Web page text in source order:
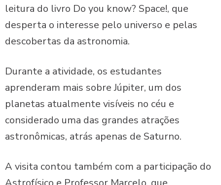
leitura do livro Do you know? Space!, que
desperta o interesse pelo universo e pelas
descobertas da astronomia.
Durante a atividade, os estudantes
aprenderam mais sobre Júpiter, um dos
planetas atualmente visíveis no céu e
considerado uma das grandes atrações
astronômicas, atrás apenas de Saturno.
A visita contou também com a participação do